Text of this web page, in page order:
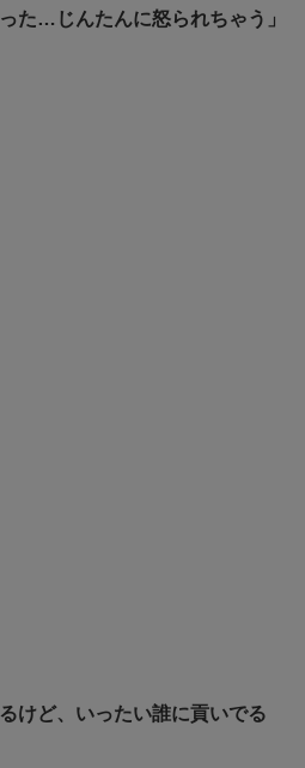
た…じんたんに怒られちゃう」
けど、いったい誰に貢いでる